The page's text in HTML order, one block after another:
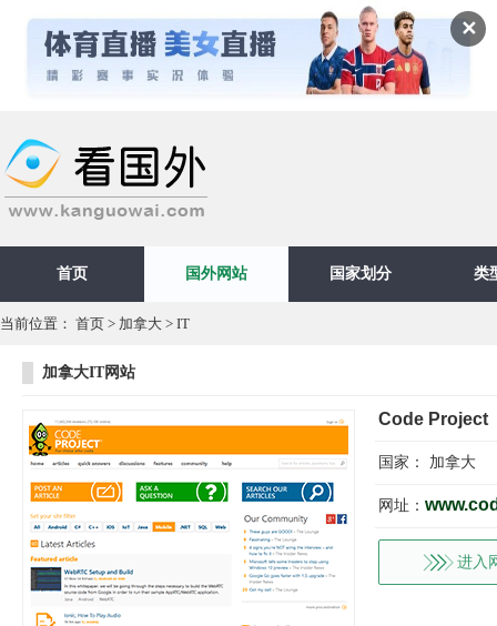
✕
首页 国外网站 国家划分 类
当前位置： 首页 > 加拿大 > IT
加拿大IT网站
Code Project
国家： 加拿大
网址：
进入